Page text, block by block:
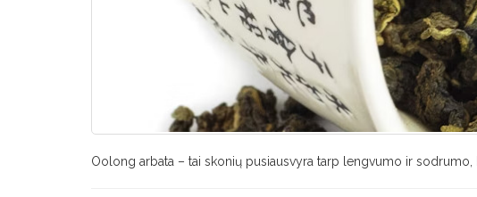
Oolong arbata – tai skonių pusiausvyra tarp lengvumo ir